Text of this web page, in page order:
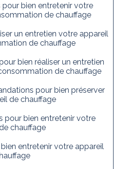
bien entretenir votre
de chauffage
un entretien votre appareil
de chauffage
bien réaliser un entretien
de chauffage
pour bien préserver
de chauffage
pour bien entretenir votre
chauffage
entretenir votre appareil